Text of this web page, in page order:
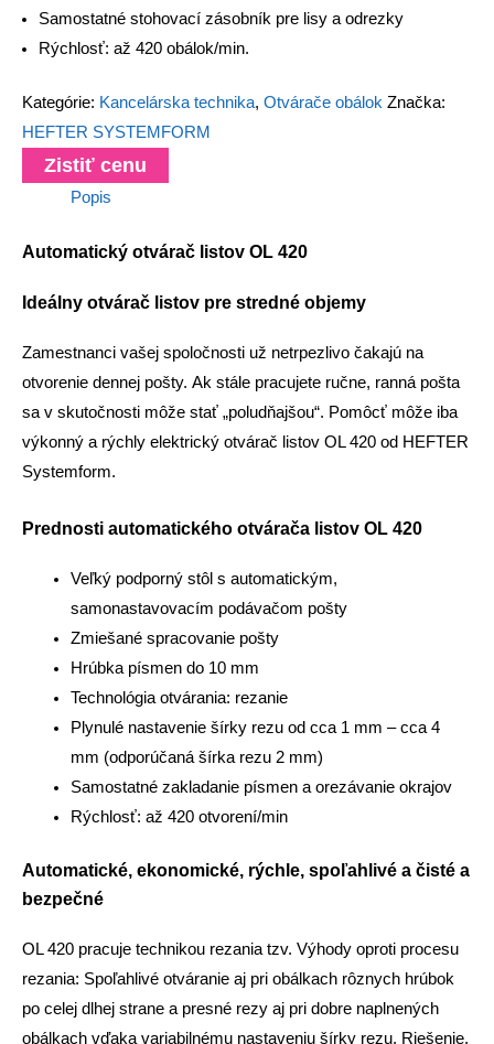
Samostatné stohovací zásobník pre lisy a odrezky
Rýchlosť: až 420 obálok/min.
Kategórie: Kancelárska technika, Otvárače obálok Značka:
HEFTER SYSTEMFORM
Zistiť cenu
Popis
Automatický otvárač listov OL 420
Ideálny otvárač listov pre stredné objemy
Zamestnanci vašej spoločnosti už netrpezlivo čakajú na
otvorenie dennej pošty. Ak stále pracujete ručne, ranná pošta
sa v skutočnosti môže stať „poludňajšou“. Pomôcť môže iba
výkonný a rýchly elektrický otvárač listov OL 420 od HEFTER
Systemform.
Prednosti automatického otvárača listov OL 420
Veľký podporný stôl s automatickým,
samonastavovacím podávačom pošty
Zmiešané spracovanie pošty
Hrúbka písmen do 10 mm
Technológia otvárania: rezanie
Plynulé nastavenie šírky rezu od cca 1 mm – cca 4
mm (odporúčaná šírka rezu 2 mm)
Samostatné zakladanie písmen a orezávanie okrajov
Rýchlosť: až 420 otvorení/min
Automatické, ekonomické, rýchle, spoľahlivé a čisté a
bezpečné
OL 420 pracuje technikou rezania tzv. Výhody oproti procesu
rezania: Spoľahlivé otváranie aj pri obálkach rôznych hrúbok
po celej dlhej strane a presné rezy aj pri dobre naplnených
obálkach vďaka variabilnému nastaveniu šírky rezu. Riešenie,